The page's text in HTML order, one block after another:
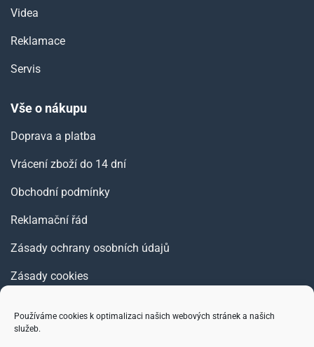
Používáme cookies k optimalizaci našich webových stránek a našich
služeb.
Videa
Reklamace
Servis
Vše o nákupu
Doprava a platba
Vrácení zboží do 14 dní
Obchodní podmínky
Reklamační řád
Zásady ochrany osobních údajů
Zásady cookies